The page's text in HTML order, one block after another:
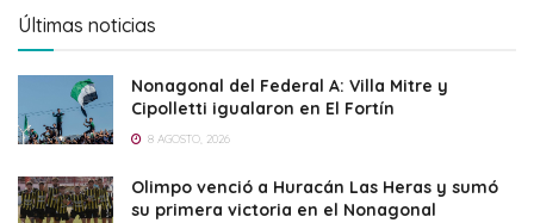
Últimas noticias
Nonagonal del Federal A: Villa Mitre y
Cipolletti igualaron en El Fortín
8 AGOSTO, 2026
Olimpo venció a Huracán Las Heras y sumó
su primera victoria en el Nonagonal